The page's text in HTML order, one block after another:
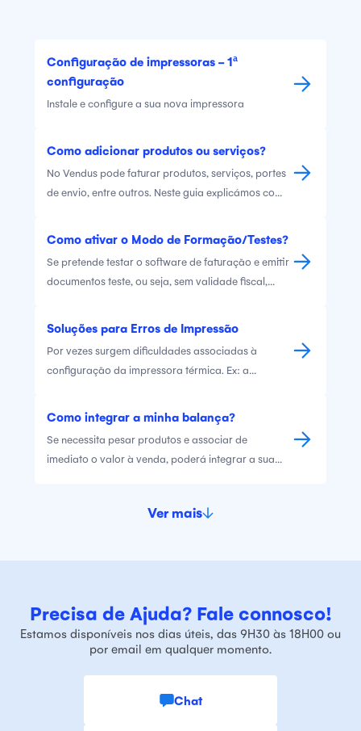
Configuração de impressoras - 1ª
configuração
Instale e configure a sua nova impressora
Como adicionar produtos ou serviços?
No Vendus pode faturar produtos, serviços, portes
de envio, entre outros. Neste guia explicámos como
Como ativar o Modo de Formação/Testes?
Se pretende testar o software de faturação e emitir
documentos teste, ou seja, sem validade fiscal,
ou formação. Desative sempre que necessite emitir
documentos reais, para comunicar posteriormente
à AT.
Soluções para Erros de Impressão
Por vezes surgem dificuldades associadas à
configuração da impressora térmica. Ex: a
Assim, apresentamos aqui soluções associadas a
algumas dificuldades dete
Como integrar a minha balança?
Se necessita pesar produtos e associar de
imediato o valor à venda, poderá integrar a sua
Ver mais
Precisa de Ajuda? Fale connosco!
Estamos disponíveis nos dias úteis, das 9H30 às 18H00 ou
por email em qualquer momento.
Chat